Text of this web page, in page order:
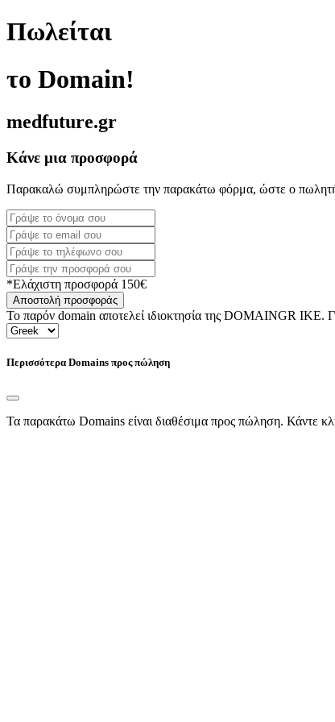
Πωλείται
το Domain!
medfuture.gr
Κάνε μια προσφορά
Παρακαλώ συμπληρώστε την παρακάτω φόρμα, ώστε ο
*Ελάχιστη προσφορά 150€
Αποστολή προσφοράς
Το παρόν domain αποτελεί ιδιοκτησία της DOMAINGR ΙΚΕ.
Περισσότερα Domains προς πώληση
Τα παρακάτω Domains είναι διαθέσιμα προς πώληση. Κάντε